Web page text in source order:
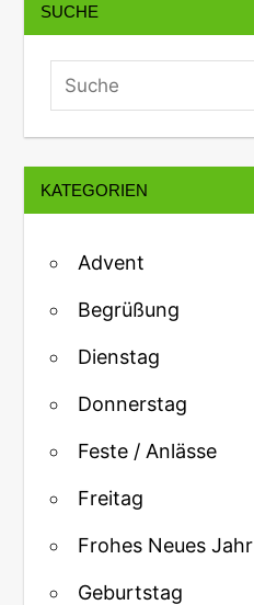
SUCHE
KATEGORIEN
Advent
Begrüßung
Dienstag
Donnerstag
Feste / Anlässe
Freitag
Frohes Neues Jahr
Geburtstag